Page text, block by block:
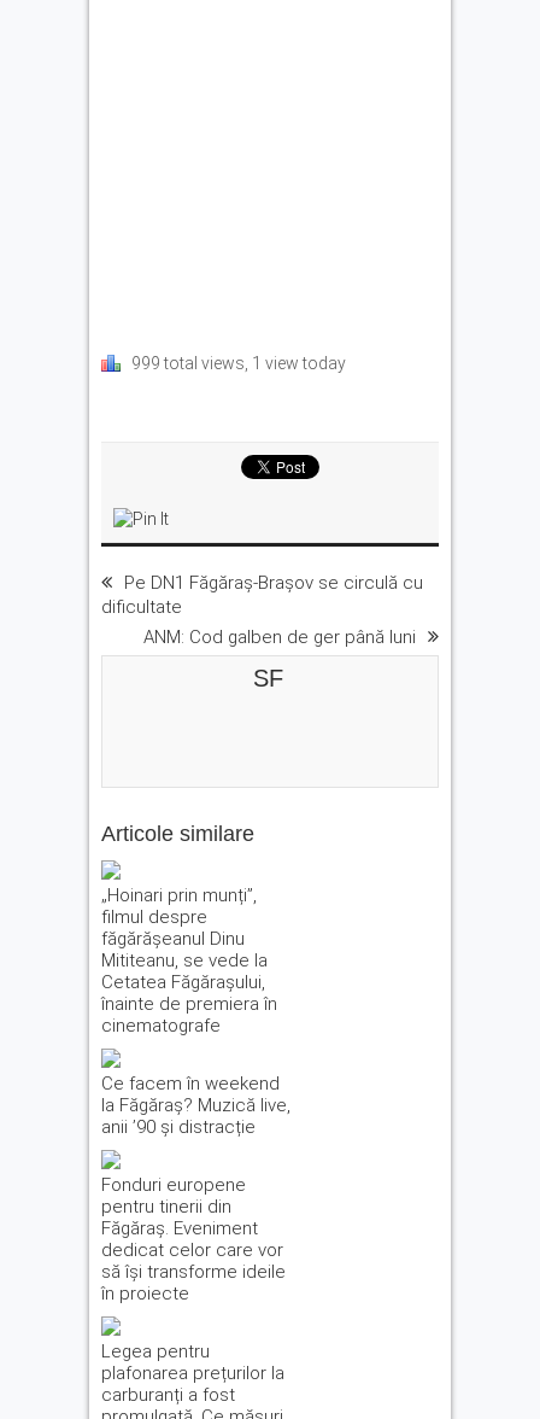
999 total views, 1 view today
Pe DN1 Făgăraș-Brașov se circulă cu
dificultate
ANM: Cod galben de ger până luni
SF
Articole similare
„Hoinari prin munți”,
filmul despre
făgărășeanul Dinu
Mititeanu, se vede la
Cetatea Făgărașului,
înainte de premiera în
cinematografe
Ce facem în weekend
la Făgăraș? Muzică live,
anii ’90 și distracție
Fonduri europene
pentru tinerii din
Făgăraș. Eveniment
dedicat celor care vor
să își transforme ideile
în proiecte
Legea pentru
plafonarea prețurilor la
carburanți a fost